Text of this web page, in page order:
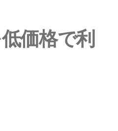
価格で利